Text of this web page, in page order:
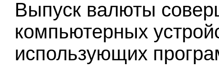
Выпуск валюты
компьютерных
использующих